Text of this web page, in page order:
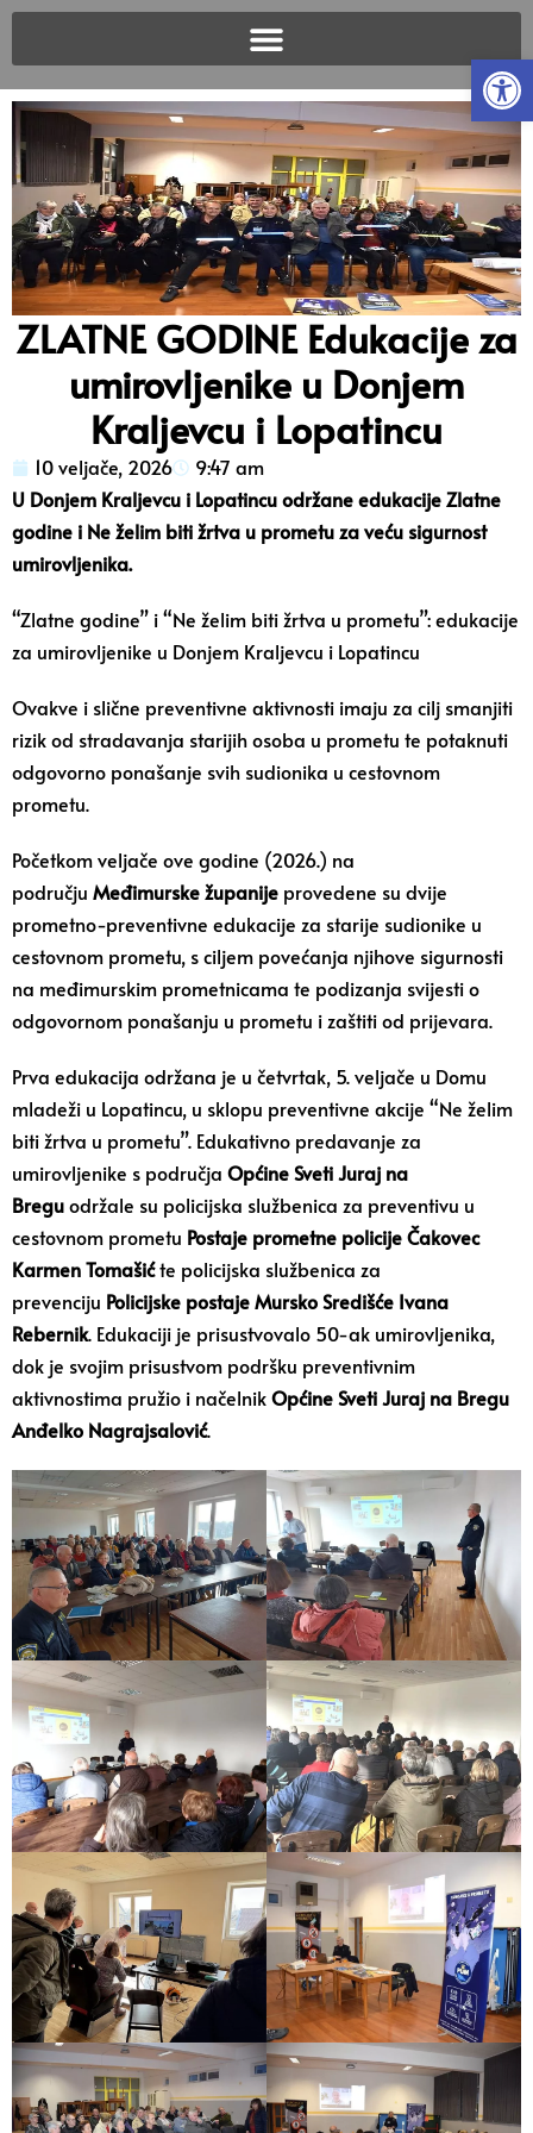
ZLATNE GODINE Edukacije za
umirovljenike u Donjem
Kraljevcu i Lopatincu
10 veljače, 2026
9:47 am
U Donjem Kraljevcu i Lopatincu održane edukacije Zlatne
godine i Ne želim biti žrtva u prometu za veću sigurnost
umirovljenika.
“Zlatne godine” i “Ne želim biti žrtva u prometu”: edukacije
za umirovljenike u Donjem Kraljevcu i Lopatincu
Ovakve i slične preventivne aktivnosti imaju za cilj smanjiti
rizik od stradavanja starijih osoba u prometu te potaknuti
odgovorno ponašanje svih sudionika u cestovnom
prometu.
Početkom veljače ove godine (2026.) na
području Međimurske županije provedene su dvije
prometno-preventivne edukacije za starije sudionike u
cestovnom prometu, s ciljem povećanja njihove sigurnosti
na međimurskim prometnicama te podizanja svijesti o
odgovornom ponašanju u prometu i zaštiti od prijevara.
Prva edukacija održana je u četvrtak, 5. veljače u Domu
mladeži u Lopatincu, u sklopu preventivne akcije “Ne želim
biti žrtva u prometu”. Edukativno predavanje za
umirovljenike s područja Općine Sveti Juraj na
Breguodržale su policijska službenica za preventivu u
cestovnom prometu Postaje prometne policije Čakovec
Karmen Tomašićte policijska službenica za
prevenciju Policijske postaje Mursko Središće Ivana
Rebernik. Edukaciji je prisustvovalo 50-ak umirovljenika,
dok je svojim prisustvom podršku preventivnim
aktivnostima pružio i načelnikOpćine Sveti Juraj na Bregu
Anđelko Nagrajsalović.